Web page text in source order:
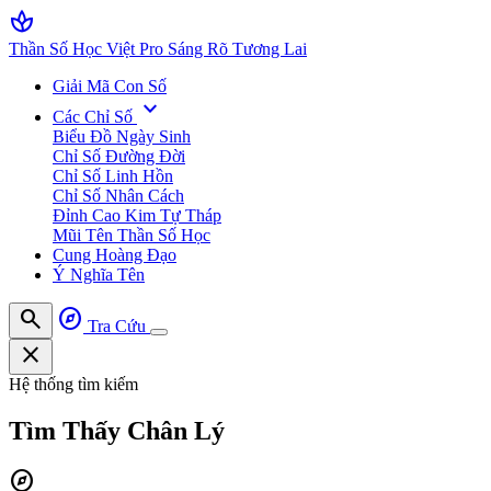
spa
Thần Số Học Việt Pro Sáng Rõ Tương Lai
Giải Mã Con Số
Các Chỉ Số expand_more
Biểu Đồ Ngày Sinh
Chỉ Số Đường Đời
Chỉ Số Linh Hồn
Chỉ Số Nhân Cách
Đỉnh Cao Kim Tự Tháp
Mũi Tên Thần Số Học
Cung Hoàng Đạo
Ý Nghĩa Tên
search explore Tra Cứu
close
Hệ thống tìm kiếm
Tìm Thấy Chân Lý
explore